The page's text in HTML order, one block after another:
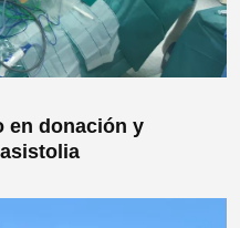
en donación y